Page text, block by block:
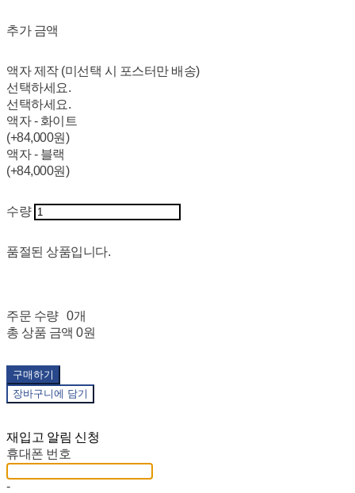
추가 금액
액자 제작 (미선택 시 포스터만 배송)
선택하세요.
선택하세요.
액자 - 화이트
(+84,000원)
액자 - 블랙
(+84,000원)
수량
품절된 상품입니다.
주문 수량
0개
총 상품 금액 0원
구매하기
장바구니에 담기
재입고 알림 신청
휴대폰 번호
-